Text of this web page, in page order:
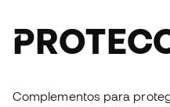
Complementos para